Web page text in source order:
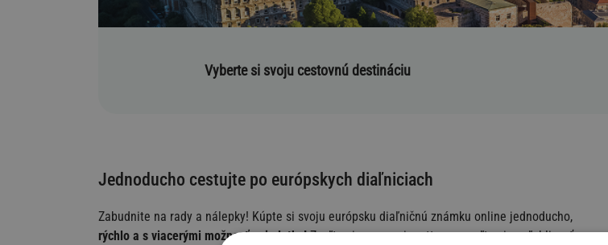
Vyberte si svoju cestovnú destináciu
Jednoducho cestujte po európskych diaľniciach
Zabudnite na rady a nálepky! Kúpte si svoju európsku diaľničnú známku online jednoducho,
rýchlo a s viacerými možnosťami platby!Zvoľte si europe-vignette.eu, zvoľte si spoľahlivosť.